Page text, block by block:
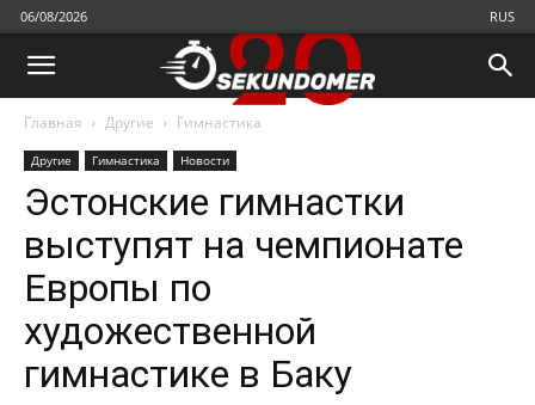
06/08/2026 RUS
Главная Другие Гимнастика
Другие Гимнастика Новости
Эстонские гимнастки
выступят на чемпионате
Европы по
художественной
гимнастике в Баку